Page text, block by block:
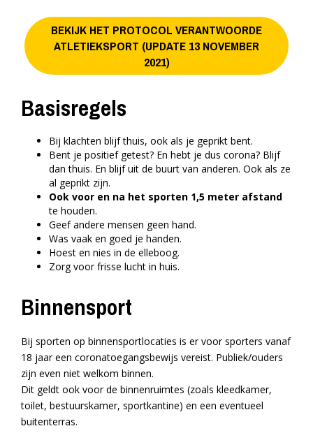
BEKIJK HET PROTOCOL VERANTWOORDE
ATLETIEKSPORT (UPDATE 13 NOVEMBER
2021)
Basisregels
Bij klachten blijf thuis, ook als je geprikt bent.
Bent je positief getest? En hebt je dus corona? Blijf
dan thuis. En blijf uit de buurt van anderen. Ook als ze
al geprikt zijn.
Ook voor en na het sporten 1,5 meter afstand
te houden.
Geef andere mensen geen hand.
Was vaak en goed je handen.
Hoest en nies in de elleboog.
Zorg voor frisse lucht in huis.
Binnensport
Bij sporten op binnensportlocaties is er voor sporters vanaf
18 jaar een coronatoegangsbewijs vereist. Publiek/ouders
zijn even niet welkom binnen.
Dit geldt ook voor de binnenruimtes (zoals kleedkamer,
toilet, bestuurskamer, sportkantine) en een eventueel
buitenterras.